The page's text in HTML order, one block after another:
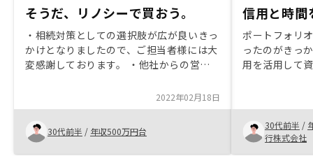
そうだ、リノシーで買おう。
・相続対策としての選択肢が広が良いきっ
かけとなりましたので、ご担当者様には大
変感謝しております。 ・他社からの営業
のスキルやスピード、情報量の多さに衝撃
を受けたので、リノシーで購入した。 ・
タイミングが良かった。 ・運が良かっ
た。 ・流れが良かった。
2022年02月18日
30代前半 / 年収500万円台
信用と時間
ポートフォリ
ったのがきっ
用を活用して
で、他社より
た。 30代前半 /
行株式会社